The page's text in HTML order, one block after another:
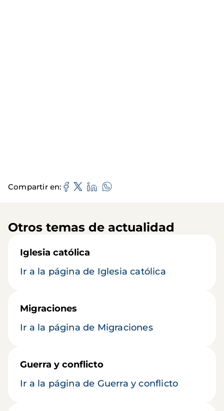
Compartir en
Otros temas de actualidad
Iglesia católica
Ir a la página de Iglesia católica
Migraciones
Ir a la página de Migraciones
Guerra y conflicto
Ir a la página de Guerra y conflicto